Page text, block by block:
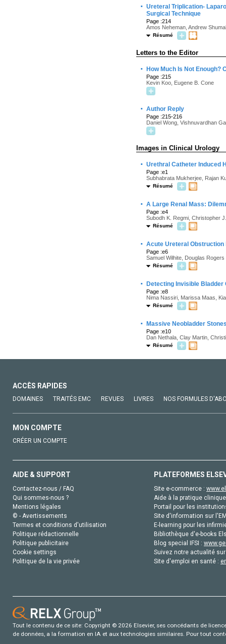
· Ureteral Triplication-
Surgical Technique
Page :214
Amos Neheman, Andrew
Résumé
Letters to the Editor
· How Much Is Not Enough?
Page :215
Kevin Koo, Eugene B. Cone
· Author Reply
Page :215-216
Daniel Wong, Vishnuvardhan
Images in Clinical Urology
· Urethral Catheter Induced
Page :e1
Subhabrata Mukherjee, Rajan
Résumé
· A Large Renal Mass:
Page :e4
Subodh K. Regmi, Christopher
Résumé
· Acute Ureteral Obstruction
Page :e6
Samuel Wilhite, Douglas Rogers
Résumé
· Detecting Invisible
Page :e8
Nima Nassiri, Marissa Maas,
Résumé
· Massive Neobladder
Page :e10
Dan Nethala, Clay Martin,
Résumé
ACCÈS RAPIDES
DOMAINES TRAITÉS EMC REVUES LIVRES NOS FORMULES
MON COMPTE
CRÉER UN COMPTE
AIDE & SUPPORT
Contactez-nous / FAQ
Qui sommes-nous ?
Mentions légales
© - Avertissements
Termes et conditions d'utilisation
Politique rédactionnelle
Politique publicitaire
Cookie settings
Politique de la vie privée
PLATEFORMES
Site e-commerce :
Aide à la pratique
Portail pour les
Site d'information sur
E-learning pour les
Bibliothèque d'e-books
Blog special IFSI :
Suivez notre actualité
Site d'emploi en santé :
Tout le contenu de ce site: Copyright © 2026 Elsevier, ses concédants de
de données, a la formation en IA et aux technologies similaires. Pour tout